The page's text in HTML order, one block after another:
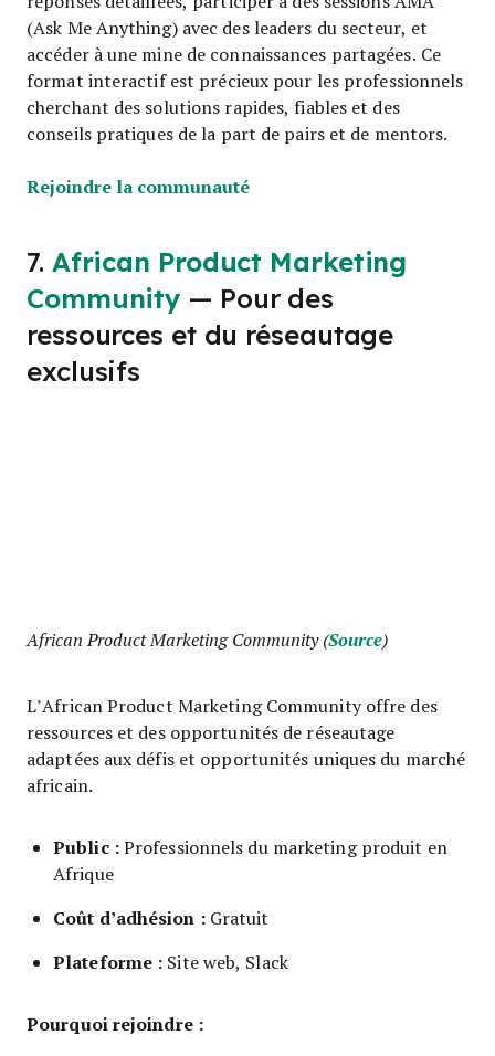
(Ask Me Anything) avec des leaders du secteur, et
accéder à une mine de connaissances partagées. Ce
format interactif est précieux pour les professionnels
cherchant des solutions rapides, fiables et des
conseils pratiques de la part de pairs et de mentors.
Rejoindre la communautéOpens new window
7. African Product Marketing
Community — Pour des
ressources et du réseautage
exclusifs
African Product Marketing Community (Source)
L’African Product Marketing Community offre des
ressources et des opportunités de réseautage
adaptées aux défis et opportunités uniques du marché
africain.
Public :Professionnels du marketing produit en
Afrique
Coût d’adhésion :Gratuit
Plateforme : Site web, Slack
Pourquoi rejoindre :